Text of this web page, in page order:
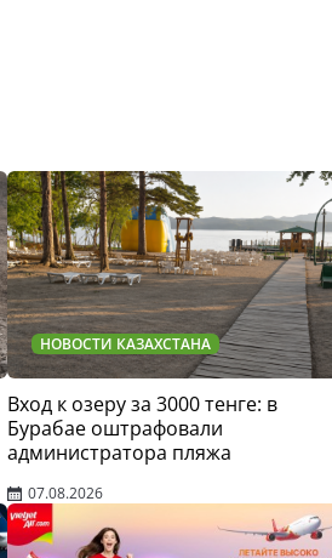
НОВОСТИ КАЗАХСТАНА
Вход к озеру за 3000 тенге: в
Бурабае оштрафовали
администратора пляжа
07.08.2026